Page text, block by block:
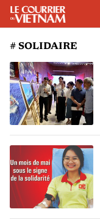
# SOLIDAIRE